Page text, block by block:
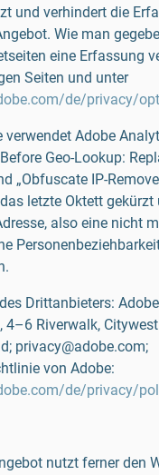
und verhindert die
Wie man
eine Erfassung
Seiten und unter
de/privacy/
verwendet Adobe
Geo-Lookup:
„Obfuscate IP-
letzte Oktett
also eine nicht
Drittanbieters:
4–6 Riverwalk,
privacy@adobe.com;
von Adobe:
de/privacy/
nutzt ferner den